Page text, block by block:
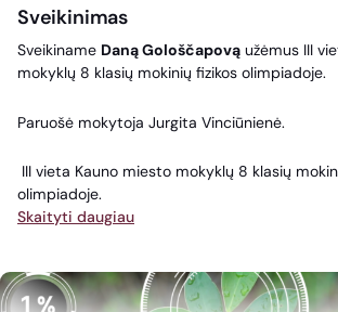
Sveikinimas
Sveikiname Daną Gološčapovą užėmus III
mokyklų 8 klasių mokinių fizikos olimpiadoje.
Paruošė mokytoja Jurgita Vinciūnienė.
III vieta Kauno miesto mokyklų 8 klasių
olimpiadoje.
Skaityti daugiau